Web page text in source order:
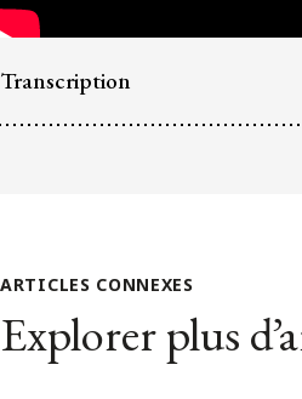
Transcription
ARTICLES CONNEXES
Explorer plus